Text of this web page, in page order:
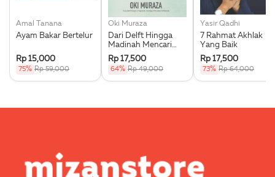
Amal Tanana
Ayam Bakar Bertelur
Rp 15,000
75% Rp 59,000
Oki Muraza
Dari Delft Hingga
Madinah Mencari
Ilmu Memungut
Hikmah
Rp 17,500
64% Rp 49,000
Yasir Qadhi
7 Rahmat Akhlak
Yang Baik
Rp 17,500
73% Rp 64,000